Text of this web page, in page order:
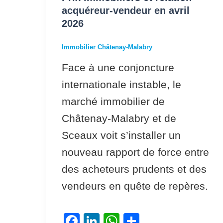
acquéreur-vendeur en avril
2026
Immobilier Châtenay-Malabry
Face à une conjoncture
internationale instable, le
marché immobilier de
Châtenay-Malabry et de
Sceaux voit s’installer un
nouveau rapport de force entre
des acheteurs prudents et des
vendeurs en quête de repères.
avril
2026